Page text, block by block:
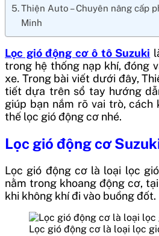
Thiện Auto – Chuyên nâng cấp
Minh
Lọc gió động cơ ô tô Suzuki
trong hệ thống nạp khí, đóng
xe. Trong bài viết dưới đây,
tiết dựa trên sổ tay hướng
giúp bạn nắm rõ vai trò,
thế lọc gió động cơ nhé.
Lọc gió động cơ
Lọc gió động cơ là loại lọc
nằm trong khoang động cơ,
khi không khí đi vào buồng đốt.
Lọc gió động cơ là loại lọc